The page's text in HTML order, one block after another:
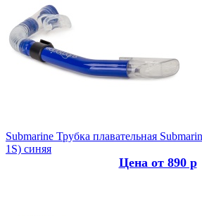
Submarine Трубка плавательная
1S) синяя
Цена от 890 р